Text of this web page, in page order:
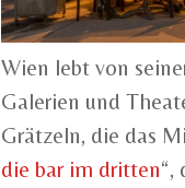
Wien lebt von
Galerien und
Grätzeln, die das
die bar im dritten“,